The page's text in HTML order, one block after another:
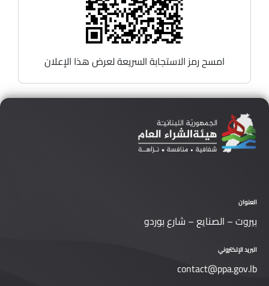
امسح رمز الاستجابة السريعة لعرض هذا الإعلان
العنوان
بيروت – الصنايع – شارع بوردو
البريد الإلكتروني
contact@ppa.gov.lb